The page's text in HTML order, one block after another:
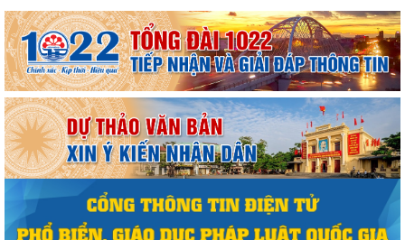
Quyết định công bố danh mục thủ tục hành chính được sửa đổi, bổ
sung, thay thế, bị bãi bỏ thuộc...
Quyết định công bố danh mục thủ tục hành chính được sửa đổi, bổ
sung, bị bãi bỏ thuộc phạm vi chức...